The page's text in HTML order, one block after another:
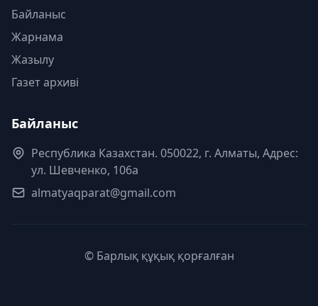
Байланыс
Жарнама
Жазылу
Газет архиві
Байланыс
Республика Казахстан. 050022, г. Алматы, Адрес:
ул. Шевченко, 106а
almatyaqparat@gmail.com
© Барлық құқық қорғалған